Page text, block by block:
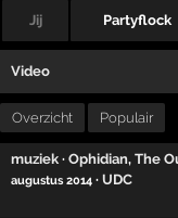
Jij Partyflock
Video
Overzicht Populair
muziek ·Ophidian,The
augustus 2014 ·UDC